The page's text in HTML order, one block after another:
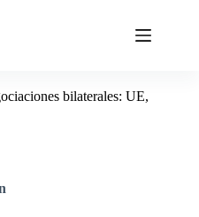
bilaterales: UE,